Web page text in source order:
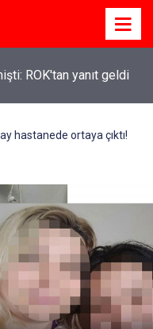
ROK'tan yanıt geldi
hastanede ortaya çıktı!